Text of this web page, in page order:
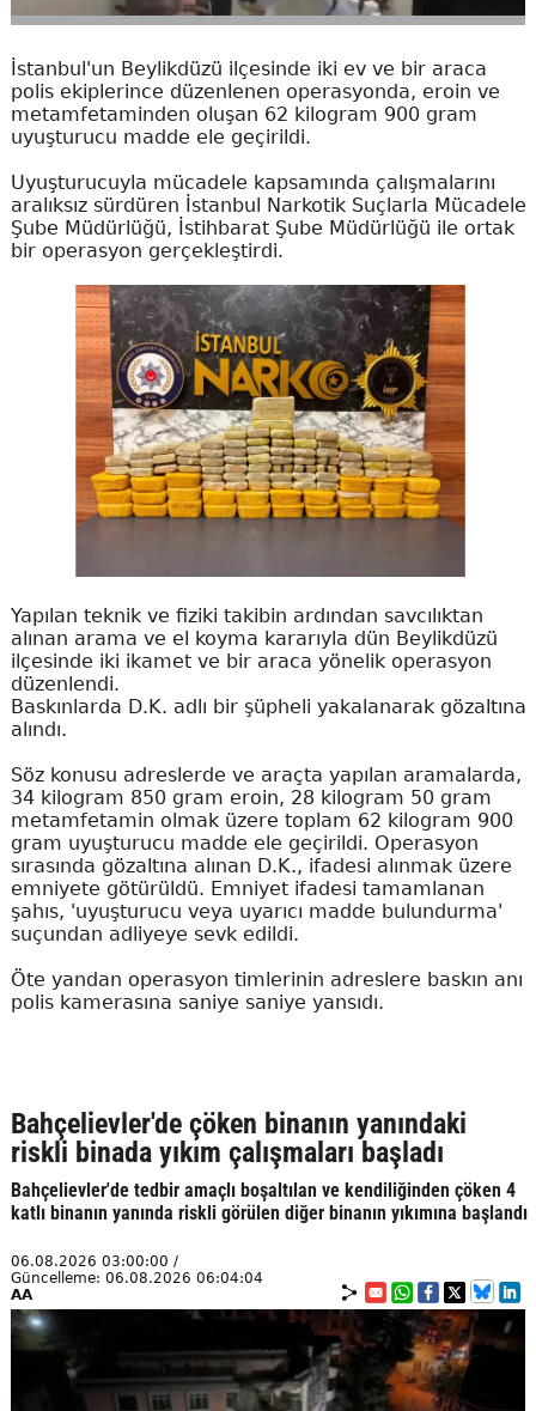
İstanbul'un Beylikdüzü ilçesinde iki ev ve bir araca
polis ekiplerince düzenlenen operasyonda, eroin ve
metamfetaminden oluşan 62 kilogram 900 gram
uyuşturucu madde ele geçirildi.
Uyuşturucuyla mücadele kapsamında çalışmalarını
aralıksız sürdüren İstanbul Narkotik Suçlarla Mücadele
Şube Müdürlüğü, İstihbarat Şube Müdürlüğü ile ortak
bir operasyon gerçekleştirdi.
Yapılan teknik ve fiziki takibin ardından savcılıktan
alınan arama ve el koyma kararıyla dün Beylikdüzü
ilçesinde iki ikamet ve bir araca yönelik operasyon
düzenlendi.
Baskınlarda D.K. adlı bir şüpheli yakalanarak gözaltına
alındı.
Söz konusu adreslerde ve araçta yapılan aramalarda,
34 kilogram 850 gram eroin, 28 kilogram 50 gram
metamfetamin olmak üzere toplam 62 kilogram 900
gram uyuşturucu madde ele geçirildi. Operasyon
sırasında gözaltına alınan D.K., ifadesi alınmak üzere
emniyete götürüldü. Emniyet ifadesi tamamlanan
şahıs, 'uyuşturucu veya uyarıcı madde bulundurma'
suçundan adliyeye sevk edildi.
Öte yandan operasyon timlerinin adreslere baskın anı
polis kamerasına saniye saniye yansıdı.
Bahçelievler'de çöken binanın yanındaki
riskli binada yıkım çalışmaları başladı
Bahçelievler'de tedbir amaçlı boşaltılan ve kendiliğinden çöken 4
katlı binanın yanında riskli görülen diğer binanın yıkımına başlandı
06.08.2026 03:00:00 /
Güncelleme: 06.08.2026 06:04:04
AA